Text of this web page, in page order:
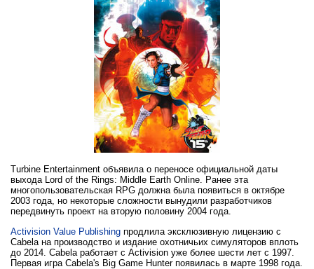
Turbine Entertainment объявила о переносе официальной даты
выхода Lord of the Rings: Middle Earth Online. Ранее эта
многопользовательская RPG должна была появиться в октябре
2003 года, но некоторые сложности вынудили разработчиков
передвинуть проект на вторую половину 2004 года.
Activision Value Publishing продлила эксклюзивную лицензию с
Cabela на производство и издание охотничьих симуляторов вплоть
до 2014. Cabela работает с Activision уже более шести лет с 1997.
Первая игра Cabela's Big Game Hunter появилась в марте 1998 года.